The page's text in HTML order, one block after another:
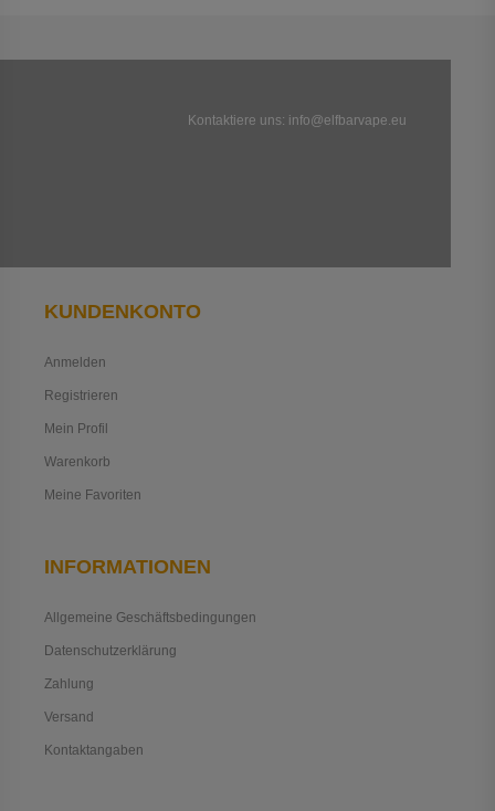
Kontaktiere uns: info@elfbarvape.eu
KUNDENKONTO
Anmelden
Registrieren
Mein Profil
Warenkorb
Meine Favoriten
INFORMATIONEN
Allgemeine Geschäftsbedingungen
Datenschutzerklärung
Zahlung
Versand
Kontaktangaben